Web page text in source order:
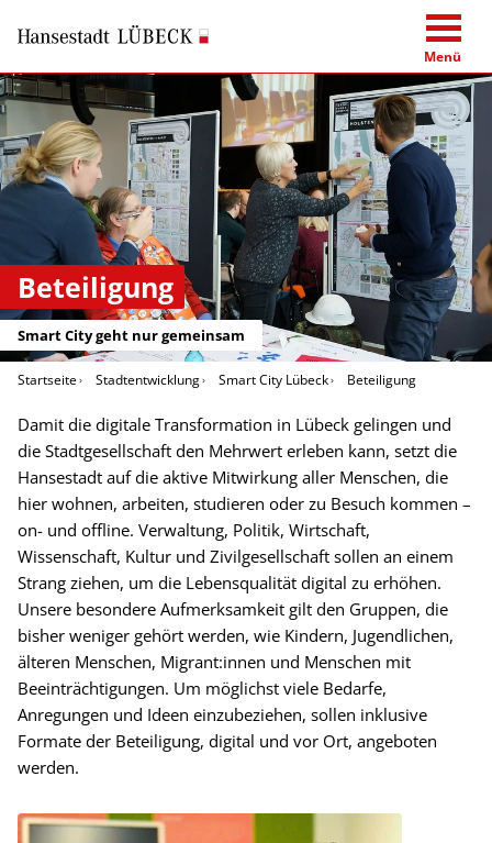
Menü
Beteiligung
Smart City geht nur gemeinsam
Startseite Stadtentwicklung Smart City Lübeck Beteiligung
Damit die digitale Transformation in Lübeck gelingen und
die Stadtgesellschaft den Mehrwert erleben kann, setzt die
Hansestadt auf die aktive Mitwirkung aller Menschen, die
hier wohnen, arbeiten, studieren oder zu Besuch kommen –
on- und offline. Verwaltung, Politik, Wirtschaft,
Wissenschaft, Kultur und Zivilgesellschaft sollen an einem
Strang ziehen, um die Lebensqualität digital zu erhöhen.
Unsere besondere Aufmerksamkeit gilt den Gruppen, die
bisher weniger gehört werden, wie Kindern, Jugendlichen,
älteren Menschen, Migrant:innen und Menschen mit
Beeinträchtigungen. Um möglichst viele Bedarfe,
Anregungen und Ideen einzubeziehen, sollen inklusive
Formate der Beteiligung, digital und vor Ort, angeboten
werden.